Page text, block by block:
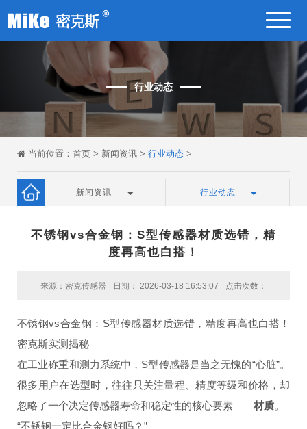
行业动态
当前位置： 首页 > 新闻资讯 > 行业动态 >
新闻资讯 行业动态
不锈钢vs合金钢：S型传感器材质选错，精
度再高也白搭！
来源：密克传感器 日期： 2026-03-18 16:53:07 点击次数：
不锈钢vs合金钢：S型传感器材质选错，精度再高也白搭！
密克斯实测揭秘
在工业称重和测力系统中，S型传感器是当之无愧的“心脏”。
很多用户在选型时，往往只关注量程、精度等级和价格，却
忽略了一个决定传感器寿命和稳定性的核心要素——材质。
“不锈钢一定比合金钢好吗？”